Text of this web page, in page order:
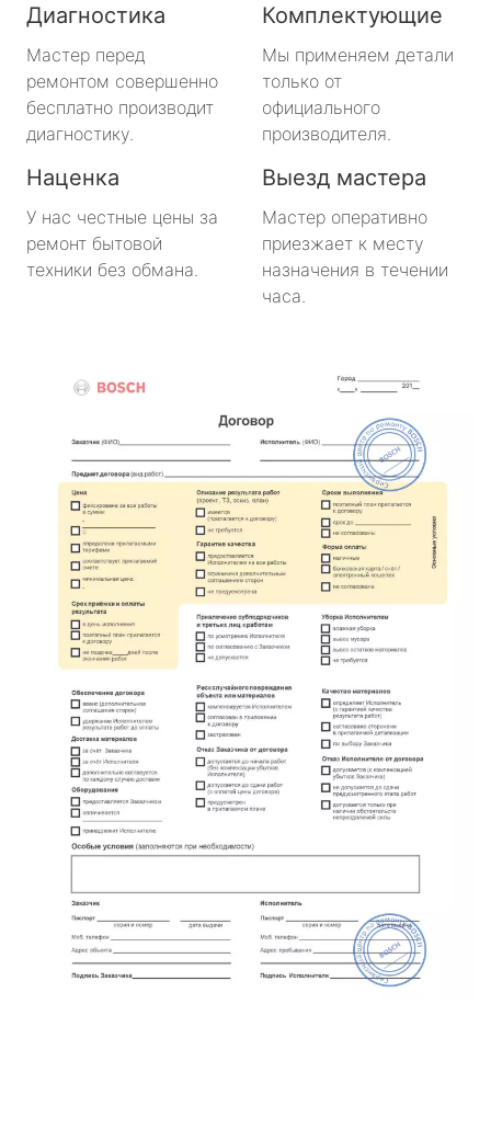
Диагностика
Мастер перед
ремонтом совершенно
бесплатно производит
диагностику.
Комплектующие
Мы применяем детали
только от
официального
производителя.
Наценка
У нас честные цены за
ремонт бытовой
техники без обмана.
Выезд мастера
Мастер оперативно
приезжает к месту
назначения в течении
часа.